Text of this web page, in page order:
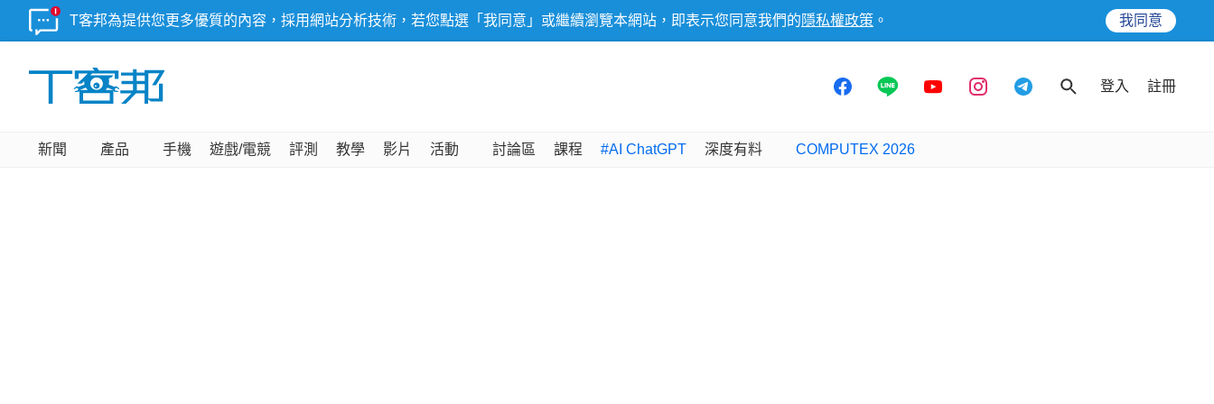
T客邦為提供您更多優質的內容，採用網站分析技術，若您點選「我同意」或繼續瀏覽本網站，即表示您同意我們的 隱私權政策 。 我同意
登入 註冊
新聞 產品 手機 遊戲/電競 評測 教學 影片 活動 討論區 課程 #AI ChatGPT 深度有料 COMPUTEX 2026